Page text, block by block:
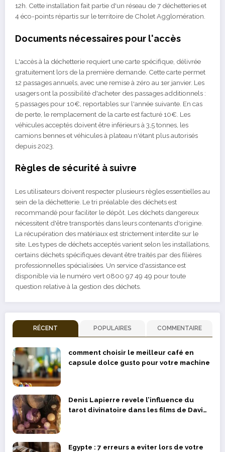
12h. Cette installation fait partie d'un réseau de 7 déchetteries et
4 éco-points répartis sur le territoire de Cholet Agglomération.
Documents nécessaires pour l'accès
L'accès à la déchetterie requiert une carte spécifique, délivrée
gratuitement lors de la première demande. Cette carte permet
12 passages annuels, avec une remise à zéro au 1er janvier. Les
usagers ont la possibilité d'acheter des passages additionnels :
5 passages pour 10€, reportables sur l'année suivante. En cas
de perte, le remplacement de la carte est facturé 10€. Les
véhicules acceptés doivent être inférieurs à 3,5 tonnes, les
camions bennes et véhicules à plateau n'étant plus autorisés
depuis 2023.
Règles de sécurité à suivre
Les utilisateurs doivent respecter plusieurs règles essentielles au
sein de la déchetterie. Le tri préalable des déchets est
recommandé pour faciliter le dépôt. Les déchets dangereux
nécessitent d'être transportés dans leurs contenants d'origine.
La récupération des matériaux est strictement interdite sur le
site. Les types de déchets acceptés varient selon les installations,
certains déchets spécifiques devant être traités par des filières
professionnelles spécialisées. Un service d'assistance est
disponible via le numéro vert 0800 97 49 49 pour toute
question relative à la gestion des déchets.
RÉCENT POPULAIRES COMMENTAIRE
comment choisir le meilleur café en
capsule dolce gusto pour votre machine
Denis Lapierre revele l’influence du
tarot divinatoire dans les films de David
Egypte : 7 erreurs a eviter lors de votre